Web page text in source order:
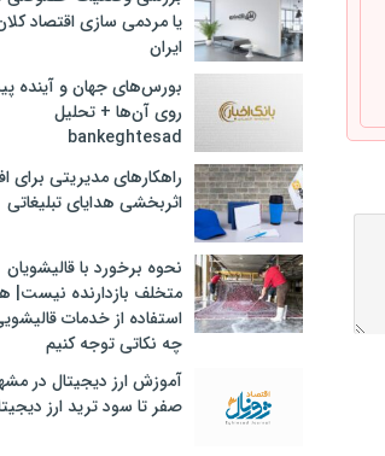
یا مردمی سازی اقتصاد
ایران
بورس‌های جهان و آینده
روی آن‌ها + تحلیل
bankeghtesad
راهکارهای مدیریتی برای
اثربخشی هدایای تبلیغاتی
نحوه برخورد با قالیشویان
متخلف بازدارنده نیست|
استفاده از خدمات
چه نکاتی توجه کنیم
آموزش ارز دیجیتال در
صفر تا سود ترید ارز